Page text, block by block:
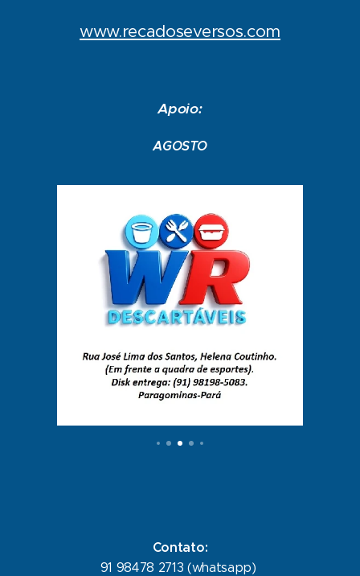
www.recadoseversos.com
Apoio:
AGOSTO
Contato:
91 98478 2713 (whatsapp)